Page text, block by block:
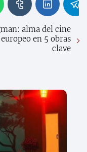
alma del cine
europeo en 5 obras
clave